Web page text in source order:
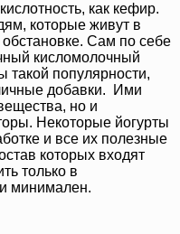
как кефир.
которые живут в
обстановке. Сам по себе
кисломолочный
такой популярности,
добавки. Ими
но и
Некоторые йогурты
и все их полезные
которых входят
только в
минимален.